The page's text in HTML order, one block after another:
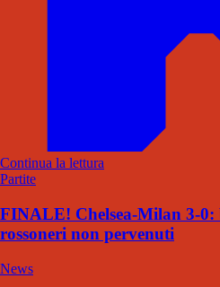
Continua la lettura
Partite
FINALE! Chelsea-Milan 3-0:
rossoneri non pervenuti
News